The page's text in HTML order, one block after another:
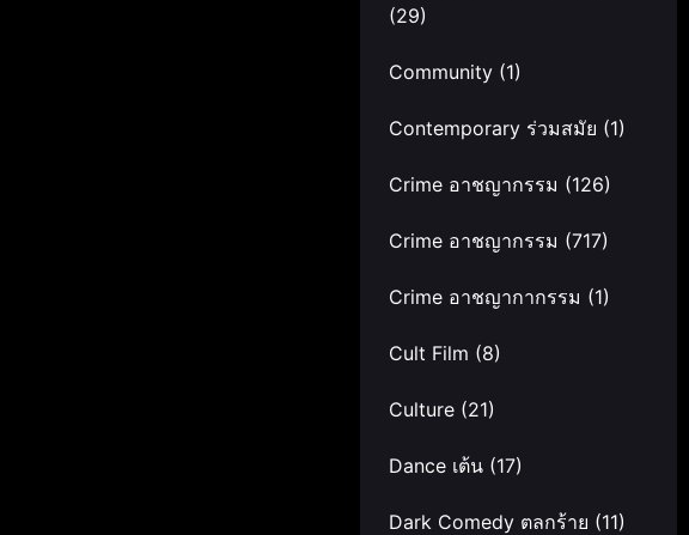
(29)
Community (1)
Contemporary ร่วมสมัย (1)
Crime อาชญากรรม (126)
Crime อาชญากรรม (717)
Crime อาชญากากรรม (1)
Cult Film (8)
Culture (21)
Dance เต้น (17)
Dark Comedy ตลกร้าย (11)